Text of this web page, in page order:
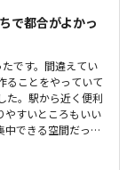
で都合がよかっ
です。間違えてい
ることをやっていて
た。駅から近く便利
やすいところもいい
中できる空間だった
すが、プログラミ
トを、作って動か